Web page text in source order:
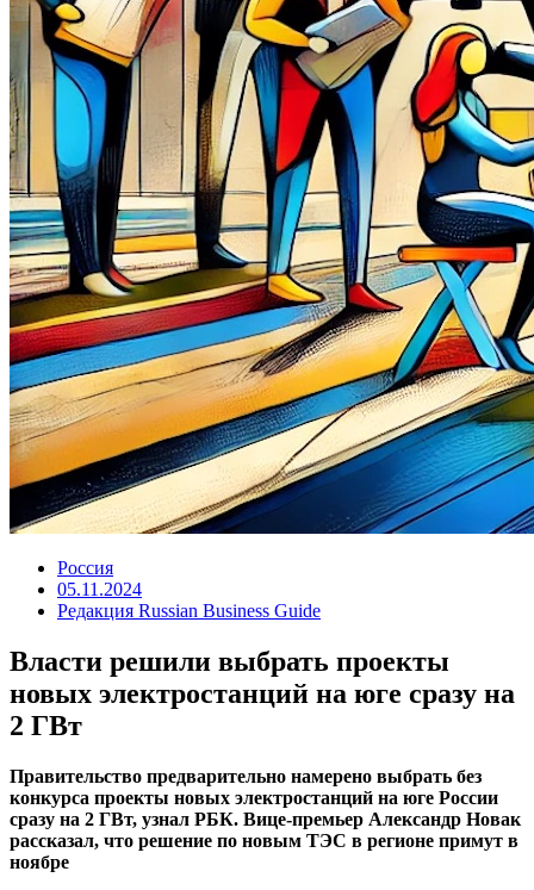
Россия
05.11.2024
Редакция Russian Business Guide
Власти решили выбрать проекты
новых электростанций на юге сразу на
2 ГВт
Правительство предварительно намерено выбрать без
конкурса проекты новых электростанций на юге России
сразу на 2 ГВт, узнал РБК. Вице-премьер Александр Новак
рассказал, что решение по новым ТЭС в регионе примут в
ноябре